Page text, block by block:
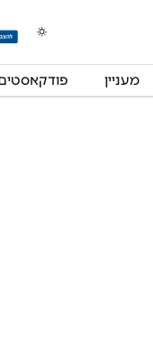
מעניין